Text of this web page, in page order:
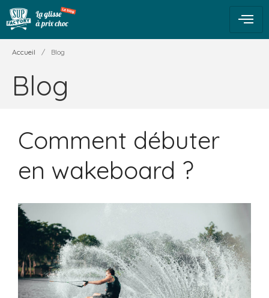
Accueil / Blog
Blog
Comment débuter
en wakeboard ?